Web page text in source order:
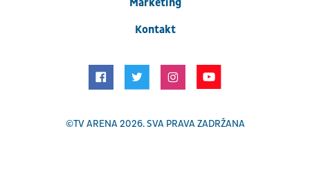
Kontakt
©TV ARENA2026. SVA PRAVA ZADRŽANA